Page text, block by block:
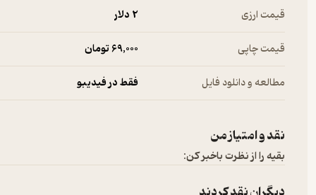
قیمت ارزی 2 دلار
قیمت چاپی 69,000 تومان
مطالعه و دانلود فایل فقط در فیدیبو
نقد و امتیاز من
بقیه را از نظرت باخبر کن: